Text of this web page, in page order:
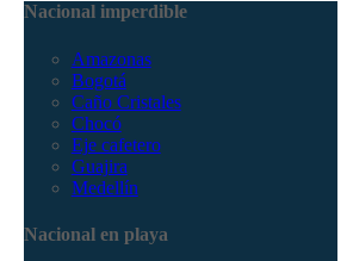
Nacional imperdible
Amazonas
Bogotá
Caño Cristales
Chocó
Eje cafetero
Guajira
Medellín
Nacional en playa